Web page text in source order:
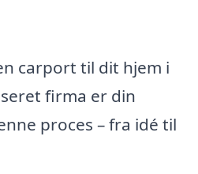
carport til dit hjem i
firma er din
proces – fra idé til